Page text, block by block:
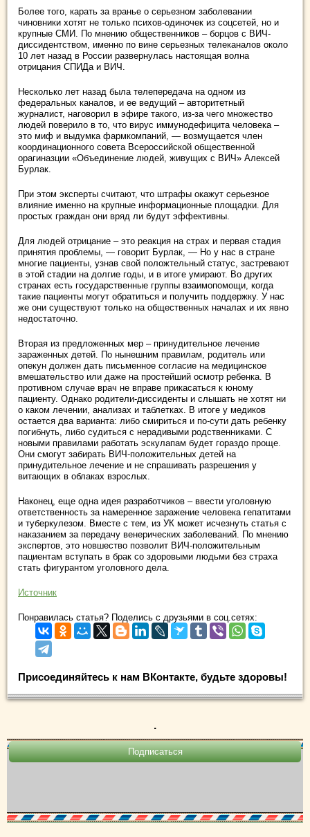
Более того, карать за вранье о серьезном заболевании
чиновники хотят не только психов-одиночек из соцсетей, но и
крупные СМИ. По мнению общественников – борцов с ВИЧ-
диссидентством, именно по вине серьезных телеканалов около
10 лет назад в России развернулась настоящая волна
отрицания СПИДа и ВИЧ.
Несколько лет назад была телепередача на одном из
федеральных каналов, и ее ведущий – авторитетный
журналист, наговорил в эфире такого, из-за чего множество
людей поверило в то, что вирус иммунодефицита человека –
это миф и выдумка фармкомпаний, — возмущается член
координационного совета Всероссийской общественной
орагиназции «Объединение людей, живущих с ВИЧ» Алексей
Бурлак.
При этом эксперты считают, что штрафы окажут серьезное
влияние именно на крупные информационные площадки. Для
простых граждан они вряд ли будут эффективны.
Для людей отрицание – это реакция на страх и первая стадия
принятия проблемы, — говорит Бурлак, — Но у нас в стране
многие пациенты, узнав свой положтельный статус, застревают
в этой стадии на долгие годы, и в итоге умирают. Во других
странах есть государственные группы взаимопомощи, когда
такие пациенты могут обратиться и получить поддержку. У нас
же они существуют только на общественных началах и их явно
недостаточно.
Вторая из предложенных мер – принудительное лечение
зараженных детей. По нынешним правилам, родитель или
опекун должен дать письменное согласие на медицинское
вмешательство или даже на простейший осмотр ребенка. В
противном случае врач не вправе прикасаться к юному
пациенту. Однако родители-диссиденты и слышать не хотят ни
о каком лечении, анализах и таблетках. В итоге у медиков
остается два варианта: либо смириться и по-сути дать ребенку
погибнуть, либо судиться с нерадивыми родственниками. С
новыми правилами работать эскулапам будет гораздо проще.
Они смогут забирать ВИЧ-положительных детей на
принудительное лечение и не спрашивать разрешения у
витающих в облаках взрослых.
Наконец, еще одна идея разработчиков – ввести уголовную
ответственность за намеренное заражение человека гепатитами
и туберкулезом. Вместе с тем, из УК может исчезнуть статья с
наказанием за передачу венерических заболеваний. По мнению
экспертов, это новшество позволит ВИЧ-положительным
пациентам вступать в брак со здоровыми людьми без страха
стать фигурантом уголовного дела.
Источник
Понравилась статья? Поделись с друзьями в соц.сетях:
Присоединяйтесь к нам ВКонтакте, будьте здоровы!
.